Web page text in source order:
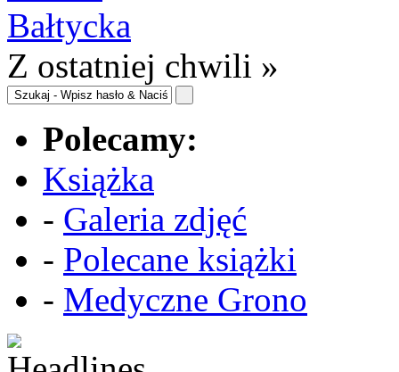
Z ostatniej chwili »
Polecamy:
Książka
- Galeria zdjęć
- Polecane książki
- Medyczne Grono